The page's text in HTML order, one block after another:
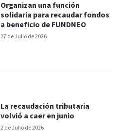
27 de Julio de 2026
Organizan una función
solidaria para recaudar fondos
a beneficio de FUNDNEO
2 de Julio de 2026
La recaudación tributaria
volvió a caer en junio